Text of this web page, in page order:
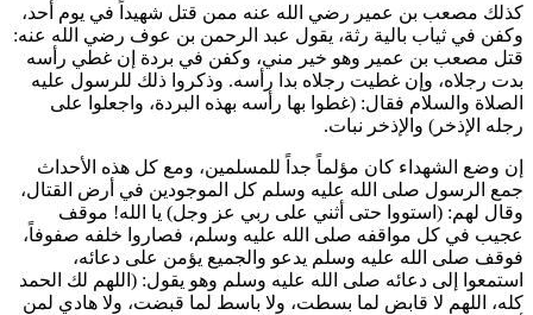
كذلك مصعب بن عمير رضي الله عنه ممن قتل شهيداً في يوم أحد،
وكفن في ثياب بالية رثة، يقول عبد الرحمن بن عوف رضي الله عنه:
قتل مصعب بن عمير وهو خير مني، وكفن في بردة إن غطي رأسه
بدت رجلاه، وإن غطيت رجلاه بدا رأسه. وذكروا ذلك للرسول عليه
الصلاة والسلام فقال: (غطوا بها رأسه بهذه البردة، واجعلوا على
رجله الإذخر ) والإذخر نبات.
إن وضع الشهداء كان مؤلماً جداً للمسلمين، ومع كل هذه الأحداث
جمع الرسول صلى الله عليه وسلم كل الموجودين في أرض القتال،
وقال لهم: ( استووا حتى أثني على ربي عز وجل) يا الله! موقف
عجيب في كل مواقفه صلى الله عليه وسلم، فصاروا خلفه صفوفاً،
فوقف صلى الله عليه وسلم يدعو والجميع يؤمن على دعائه،
استمعوا إلى دعائه صلى الله عليه وسلم وهو يقول: ( اللهم لك الحمد
كله، اللهم لا قابض لما بسطت، ولا باسط لما قبضت، ولا هادي لمن